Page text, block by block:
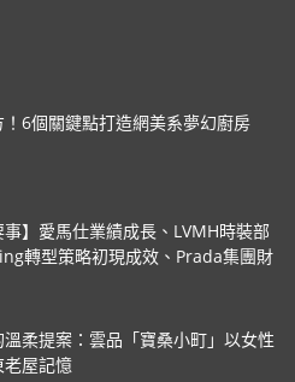
6個關鍵點打造網美系夢幻廚房
事】愛馬仕業績成長、LVMH時裝部
轉型策略初現成效、Prada集團財
柔提案：雲品「寶桑小町」以女性
老屋記憶